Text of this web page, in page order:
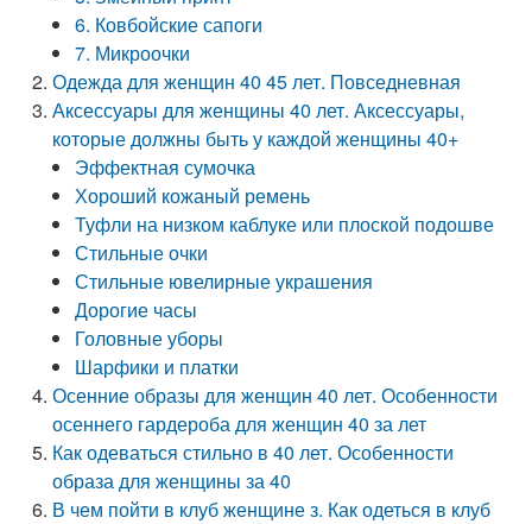
6. Ковбойские сапоги
7. Микроочки
Одежда для женщин 40 45 лет. Повседневная
Аксессуары для женщины 40 лет. Аксессуары,
которые должны быть у каждой женщины 40+
Эффектная сумочка
Хороший кожаный ремень
Туфли на низком каблуке или плоской подошве
Стильные очки
Стильные ювелирные украшения
Дорогие часы
Головные уборы
Шарфики и платки
Осенние образы для женщин 40 лет. Особенности
осеннего гардероба для женщин 40 за лет
Как одеваться стильно в 40 лет. Особенности
образа для женщины за 40
В чем пойти в клуб женщине з. Как одеться в клуб